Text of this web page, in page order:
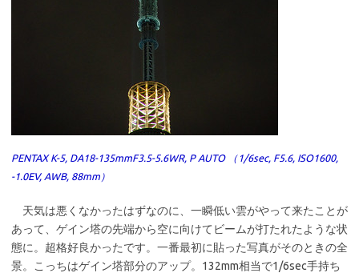
PENTAX K-5, DA18-135mmF3.5-5.6WR, P AUTO （1/6sec, F5.6, ISO1600,
-1.0EV, AWB, 88mm）
天気は悪くなかったはずなのに、一瞬低い雲がやって来たことが
あって、ゲイン塔の先端から空に向けてビームが打たれたような状
態に。超格好良かったです。一番最初に貼った写真がそのときの全
景。こっちはゲイン塔部分のアップ。132mm相当で1/6sec手持ち